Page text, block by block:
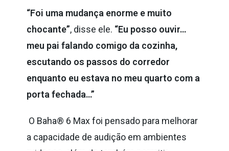
“Foi uma mudança enorme e muito
chocante”, disse ele. “Eu posso ouvir…
meu pai falando comigo da cozinha,
escutando os passos do corredor
enquanto eu estava no meu quarto com a
porta fechada…”
O Baha® 6 Max foi pensado para melhorar
a capacidade de audição em ambientes